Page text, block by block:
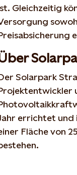
Gleichzeitig
Solarpark
errichtet und
Fläche von